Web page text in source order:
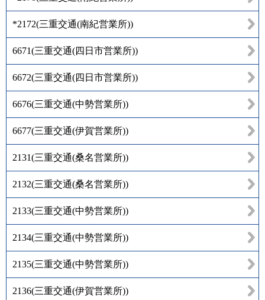
*2172(三重交通(南紀営業所))
6671(三重交通(四日市営業所))
6672(三重交通(四日市営業所))
6676(三重交通(中勢営業所))
6677(三重交通(伊賀営業所))
2131(三重交通(桑名営業所))
2132(三重交通(桑名営業所))
2133(三重交通(中勢営業所))
2134(三重交通(中勢営業所))
2135(三重交通(中勢営業所))
2136(三重交通(伊賀営業所))